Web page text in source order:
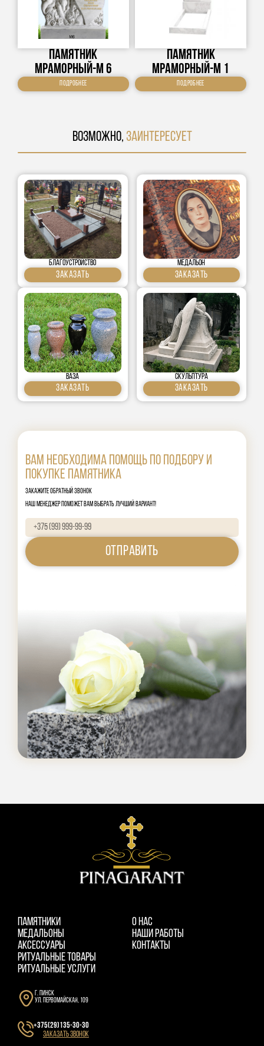
Памятник
Мраморный-М 6
Подробнее
Памятник
Мраморный-М 1
Подробнее
ВОЗМОЖНО, ЗАИНТЕРЕСУЕТ
Благоустройство
Заказать
медальон
Заказать
Ваза
Заказать
скульптура
Заказать
ВАм необходима помощь по подбору и
покупке памятника
Закажите обратный звонок
наш менеджер поможет вам выбрать лучший вариант!
Отправить
ПАМЯТНИКИ
МЕДАЛЬОНЫ
АКСЕССУАРЫ
РИТУАЛЬНЫЕ ТОВАРЫ
РИТУАЛЬНЫЕ УСЛУГИ
О НАС
НАШИ РАБОТЫ
КОНТАКТЫ
г. Пинск
ул. Первомайская, 109
+375(29)135-30-30
Заказать звонок